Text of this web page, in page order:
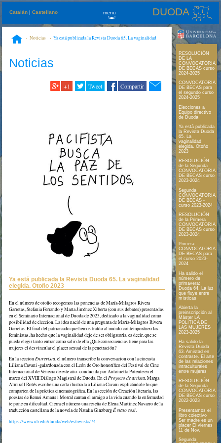
Catalán |Castellano DUODA
menu
»
Noticias
Ya está publicada la Revista Duoda 65. La vaginalidad
Noticias
+1 Tweet Compartir
Ya está publicada la Revista Duoda 65. La vaginalidad
elegida. Otoño 2023
En el número de otoño recogemos las ponencias de María-Milagros Rivera
Garretas, Stefania Ferrando y Marta Jiménez Xiberta (con sus debates) presentadas
en el Seminario Internacional de Duoda de 2023, dedicado a la vaginalidad como
posibilidad de eleccion. La idea nació de una pregunta de María-Milagros Rivera
Garretas. El final del patriarcado que hemos traído al mundo contemporáneo las
feministas, ha hecho que la vaginalidad deje de ser obligatoria, es decir, que se
pueda elegir tanto entrar como salir de ella ¿Qué consecuencias tiene para las
mujeres el desvincular el placer sexual de la penetración?
En la seccionEntrevista, el número transcribe la conversacion con la cineasta
Liliana Cavani -galardonada con el León de Oro honorífico del Festival de Cine
Internacional de Venecia de este año- conducida por Antonietta Potente en el
marco del XVIII Diálogo Magistral de Duoda. En elProyecto de artista, Marga
Almirall Rotés escribe una carta ilustrada a Liliana Cavani explicándole lo que
comparten de la práctica cinematográfica. En la sección de Creación literaria, las
poesías de Remei Arnaus i Morral cantan el arraigo a la vida cuando la enfermedad
te pone en dificultad. Cierra el número una reseña de Elena Martinez Navarro de la
traducción castellana de la novela de Natalia GinzburgÈ stato così.
https://www.ub.edu/duoda/web/es/revista/74
RESOLUCIÓN
DE LA
CONVOCATORIA
DE BECAS curso
2024-2025
CONVOCATORIA
DE BECAS para
el segundo curso
2024-2025
Elecciones a
Equipo directivo
de Duoda
Ya está publicada
la Revista Duoda
65. La
vaginalidad
elegida. Otoño
2023
RESOLUCIÓN
de la Segunda
CONVOCATORIA
DE BECAS curso
2023-2024
Segunda
CONVOCATORIA
DE BECAS -
curso 2023-2024
RESOLUCIÓN
de la Primera
CONVOCATORIA
DE BECAS curso
2023-2024
Primera
CONVOCATORIA
DE BECAS para
el curso 2023-
2024
Ha salido el
número de
primavera:
Duoda 64. La luz
que fluye entre
místicas
Abierta la
preinscripción al
Máster LA
POLÍTICA DE
LAS MUJERES
2023-2025
Ha salido la
Revista Duoda
63. Amistad en
contraste. El arte
de las relaciones
intraculturales
entre mujeres
RESOLUCIÓN
de la Segunda
CONVOCATORIA
DE BECAS curso
2022-2023
Presentamos el
libro colectivo
Ser madre es un
placer El viernes
11 de Nov.
Segunda